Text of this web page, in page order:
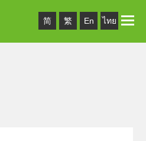
简 繁 En ไทย Toggle